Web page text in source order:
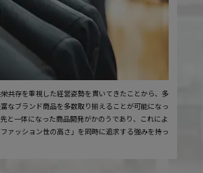
共存を重視した経営姿勢を貫いてきたことから、多
なブランド商品を多数取り揃えることが可能になっ
と一体になった商品開発がかのうであり、これによ
ァッション性の高さ」を同時に追求する強みを持っ